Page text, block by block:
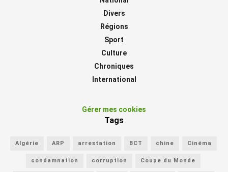
Divers
Régions
Sport
Culture
Chroniques
International
Gérer mes cookies
Tags
Algérie ARP arrestation BCT chine Cinéma
condamnation corruption Coupe du Monde